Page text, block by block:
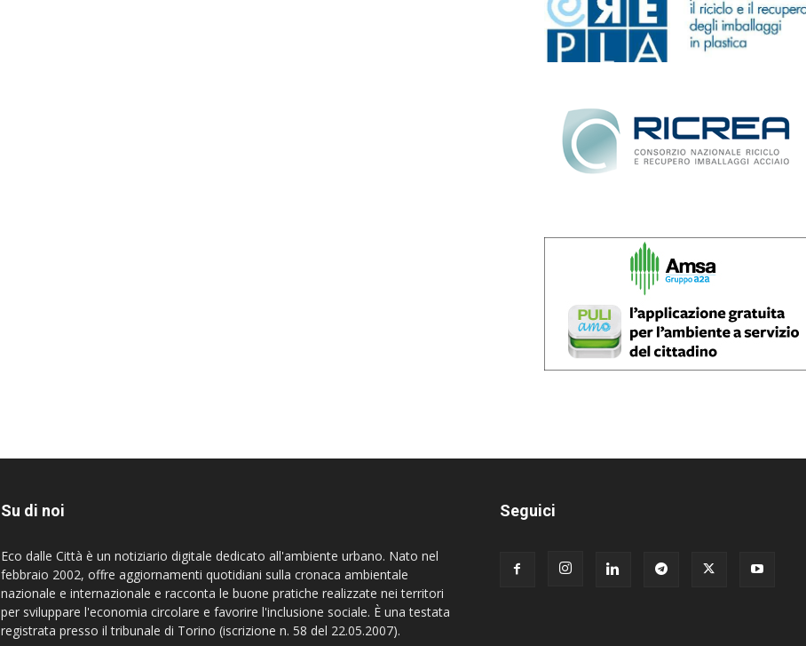
Su di noi
Eco dalle Città è un notiziario digitale dedicato all'ambiente urbano. Nato nel
febbraio 2002, offre aggiornamenti quotidiani sulla cronaca ambientale
nazionale e internazionale e racconta le buone pratiche realizzate nei territori
per sviluppare l'economia circolare e favorire l'inclusione sociale. È una testata
registrata presso il tribunale di Torino (iscrizione n. 58 del 22.05.2007).
Seguici